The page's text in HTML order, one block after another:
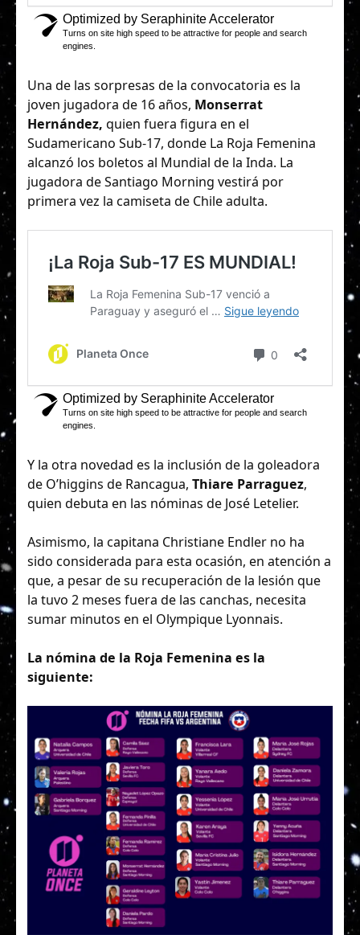
Una de las sorpresas de la convocatoria es la
joven jugadora de 16 años, Monserrat
Hernández, quien fuera figura en el
Sudamericano Sub-17, donde La Roja Femenina
alcanzó los boletos al Mundial de la Inda. La
jugadora de Santiago Morning vestirá por
primera vez la camiseta de Chile adulta.
Y la otra novedad es la inclusión de la goleadora
de O’higgins de Rancagua, Thiare Parraguez,
quien debuta en las nóminas de José Letelier.
Asimismo, la capitana Christiane Endler no ha
sido considerada para esta ocasión, en atención a
que, a pesar de su recuperación de la lesión que
la tuvo 2 meses fuera de las canchas, necesita
sumar minutos en el Olympique Lyonnais.
La nómina de la Roja Femenina es la
siguiente: